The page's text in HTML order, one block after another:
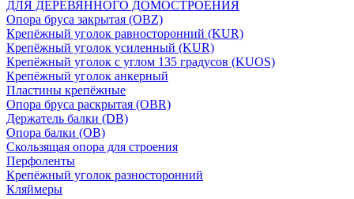
ДЛЯ ДЕРЕВЯННОГО ДОМОСТРОЕНИЯ
Опора бруса закрытая (OBZ)
Крепёжный уголок равносторонний (KUR)
Крепёжный уголок усиленный (KUR)
Крепёжный уголок с углом 135 градусов (KUOS)
Крепёжный уголок анкерный
Пластины крепёжные
Опора бруса раскрытая (OBR)
Держатель балки (DB)
Опора балки (ОВ)
Скользящая опора для строения
Перфоленты
Крепёжный уголок разносторонний
Кляймеры